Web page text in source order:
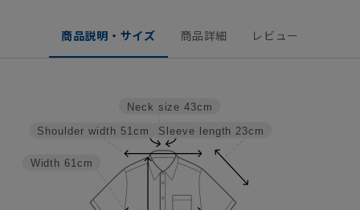
商品説明・サイズ 商品詳細 レビュー
Sleeve length 23cm
Neck size 43cm
Width 61cm
Shoulder width 51cm